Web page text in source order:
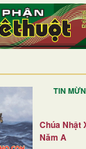
TIN
Chúa Nhật
Năm A